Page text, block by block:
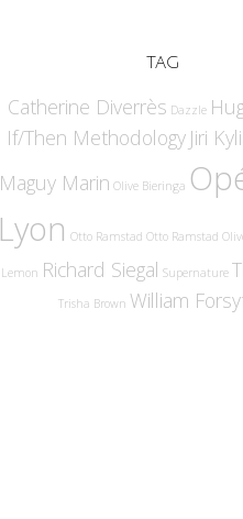
TAG
Catherine Diverrès Dazzle
If/Then Methodology Jiri
Maguy Marin Olive Bieringa
Lyon Otto Ramstad Otto Ramstad
Lemon Richard Siegal Supernature
Trisha Brown William